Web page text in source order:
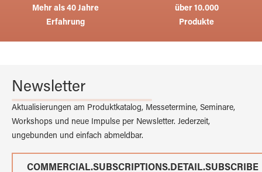
Mehr als 40 Jahre
Erfahrung
über 10.000
Produkte
Newsletter
Aktualisierungen am Produktkatalog, Messetermine, Seminare,
Workshops und neue Impulse per Newsletter. Jederzeit,
ungebunden und einfach abmeldbar.
COMMERCIAL.SUBSCRIPTIONS.DETAIL.SUBSCRIBE